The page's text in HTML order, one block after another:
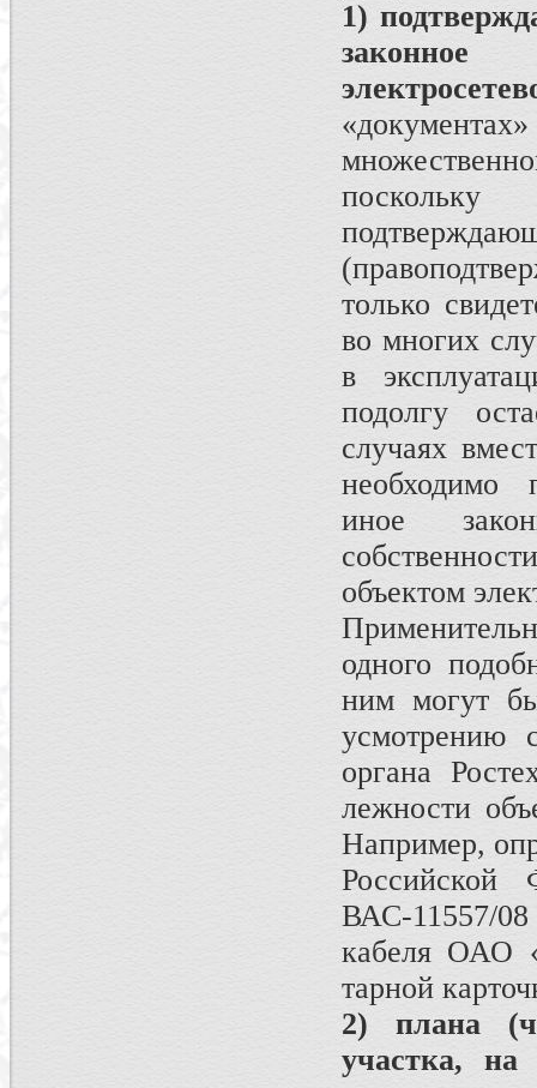
1)
законное
только
во многих
в
подолгу
случаях
необходимо
иное
объектом
одного
ним могут
усмотрению
органа
лежности
Например,
ВАС-11557/
кабеля ОАО
тарной
2) плана
участка,